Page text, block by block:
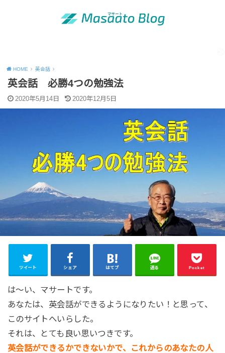
HOME 英会話
英会話 必勝4つの勉強法
2020年5月14日 2020年12月5日
ツイート シェア はてブ 送る Pocket
は～い、マサートです。
あなたは、英会話ができるようになりたい！と思って、
このサイトへいらした。
それは、とても良い思いつきです。
英会話ができるかできないかで、これからのあなたの人